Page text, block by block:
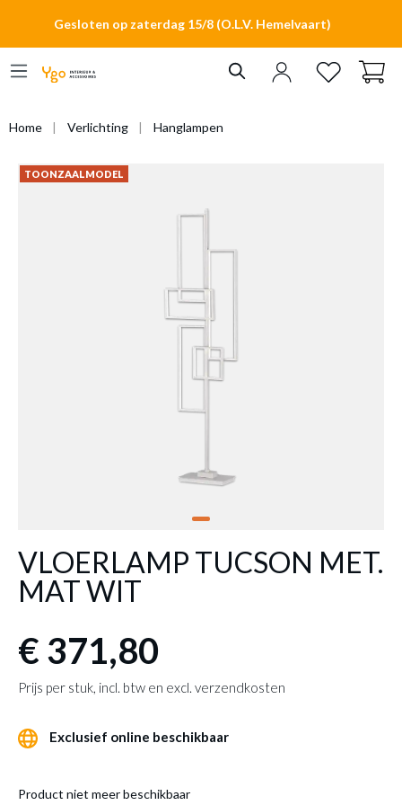
Gesloten op zaterdag 15/8 (O.L.V. Hemelvaart)
Home Verlichting Hanglampen
TOONZAALMODEL
VLOERLAMP TUCSON MET.
MAT WIT
€ 371,80
Prijs per stuk, incl. btw en excl. verzendkosten
Exclusief online beschikbaar
Product niet meer beschikbaar